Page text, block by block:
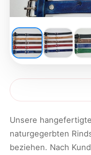
Unsere
naturgegerbten
beziehen. Nach